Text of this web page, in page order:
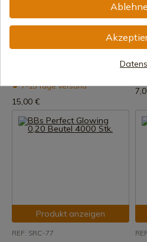
7-15 Tage Versand
15,00 €
Produkt anzeigen
REF: SRC-77